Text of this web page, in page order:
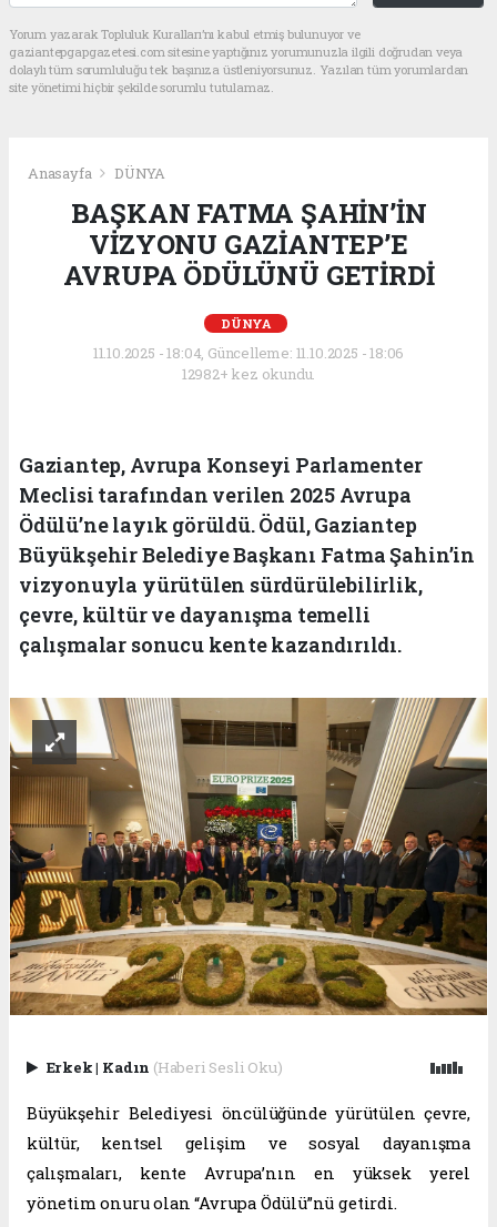
Yorum yazarak Topluluk Kuralları’nı kabul etmiş bulunuyor ve
gaziantepgapgazetesi.com sitesine yaptığınız yorumunuzla ilgili doğrudan veya
dolaylı tüm sorumluluğu tek başınıza üstleniyorsunuz. Yazılan tüm yorumlardan
site yönetimi hiçbir şekilde sorumlu tutulamaz.
Anasayfa DÜNYA
BAŞKAN FATMA ŞAHİN’İN
VİZYONU GAZİANTEP’E
AVRUPA ÖDÜLÜNÜ GETİRDİ
DÜNYA
11.10.2025 - 18:04, Güncelleme: 11.10.2025 - 18:06
12982+ kez okundu.
Gaziantep, Avrupa Konseyi Parlamenter
Meclisi tarafından verilen 2025 Avrupa
Ödülü’ne layık görüldü. Ödül, Gaziantep
Büyükşehir Belediye Başkanı Fatma Şahin’in
vizyonuyla yürütülen sürdürülebilirlik,
çevre, kültür ve dayanışma temelli
çalışmalar sonucu kente kazandırıldı.
Erkek| Kadın (Haberi Sesli Oku)
Büyükşehir Belediyesi öncülüğünde yürütülen çevre,
kültür, kentsel gelişim ve sosyal dayanışma
çalışmaları, kente Avrupa’nın en yüksek yerel
yönetim onuru olan “Avrupa Ödülü”nü getirdi.